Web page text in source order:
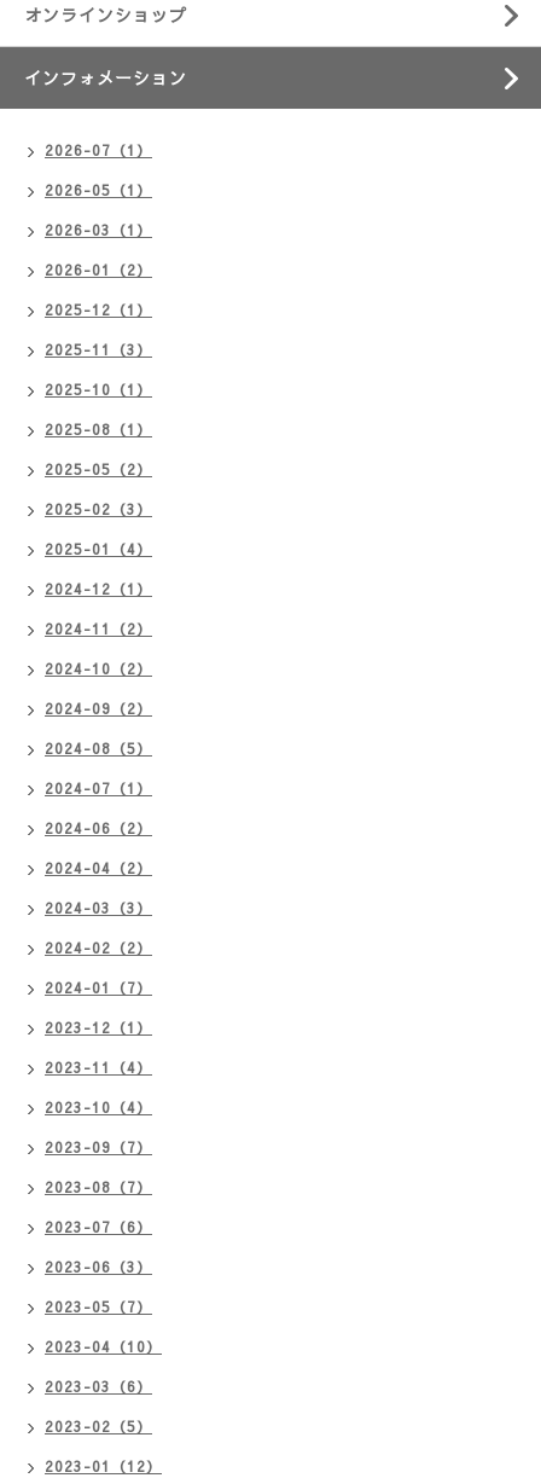
オンラインショップ
インフォメーション
2026-07（1）
2026-05（1）
2026-03（1）
2026-01（2）
2025-12（1）
2025-11（3）
2025-10（1）
2025-08（1）
2025-05（2）
2025-02（3）
2025-01（4）
2024-12（1）
2024-11（2）
2024-10（2）
2024-09（2）
2024-08（5）
2024-07（1）
2024-06（2）
2024-04（2）
2024-03（3）
2024-02（2）
2024-01（7）
2023-12（1）
2023-11（4）
2023-10（4）
2023-09（7）
2023-08（7）
2023-07（6）
2023-06（3）
2023-05（7）
2023-04（10）
2023-03（6）
2023-02（5）
2023-01（12）